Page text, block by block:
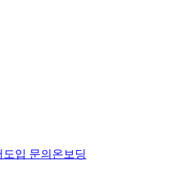
도입 문의 온보딩